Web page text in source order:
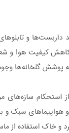
و
کیفیت هوا و
پوشش گلخانه‌ها
استحکام
سبک و
خاک استفاده از